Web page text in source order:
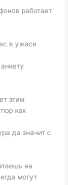
работает
в ужасе
этим
как
да значит с
на
могут